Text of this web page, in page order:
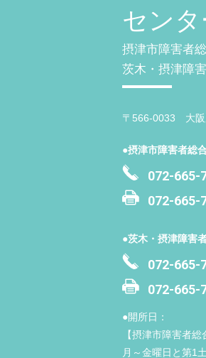
センタ
摂津市障害者
茨木・摂津障
〒566-0033 大阪
●摂津市障害者総
072-665-
072-665-
●茨木・摂津障害
072-665-
072-665-
●開所日：
【摂津市障害者
月～金曜日と第1